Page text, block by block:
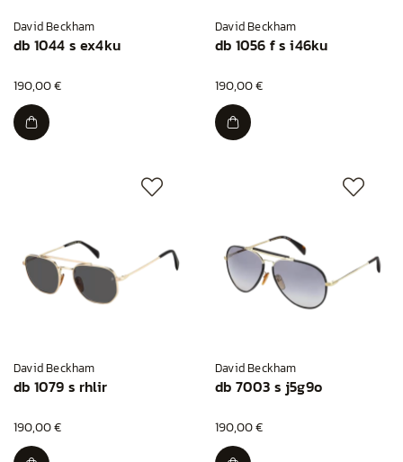
David Beckham
db 1044 s ex4ku
190,00 €
David Beckham
db 1056 f s i46ku
190,00 €
David Beckham
db 1079 s rhlir
190,00 €
David Beckham
db 7003 s j5g9o
190,00 €